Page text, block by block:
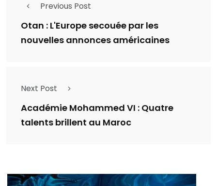
Previous Post
Otan : L'Europe secouée par les
nouvelles annonces américaines
Next Post
Académie Mohammed VI : Quatre
talents brillent au Maroc